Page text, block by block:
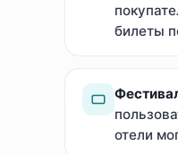
билеты
отели